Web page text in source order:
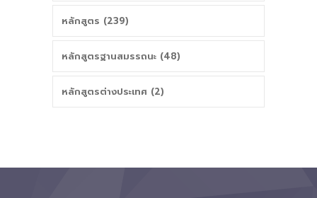
หลักสูตร (239)
หลักสูตรฐานสมรรถนะ (48)
หลักสูตรต่างประเทศ (2)